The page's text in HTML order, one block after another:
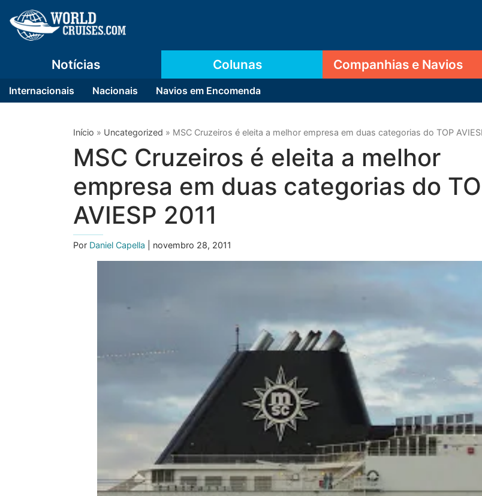
Notícias
Internacionais Nacionais Navios em Encomenda
Colunas Companhias e Navios
Início » Uncategorized » MSC Cruzeiros é eleita a melhor empresa em duas categorias do TOP
MSC Cruzeiros é eleita a melhor
empresa em duas categorias do
AVIESP 2011
Por Daniel Capella | novembro 28, 2011